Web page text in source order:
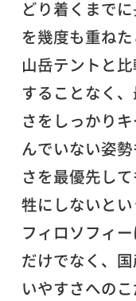
どり着くまで
を幾度も重ね
山岳テントと
することなく
さをしっかり
んでいない姿
さを最優先し
牲にしないと
フィロソフィ
だけでなく、
いやすさへの